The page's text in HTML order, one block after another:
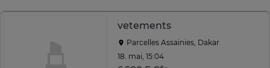
vetements
Parcelles Assainies, Dakar
18. mai, 15:04